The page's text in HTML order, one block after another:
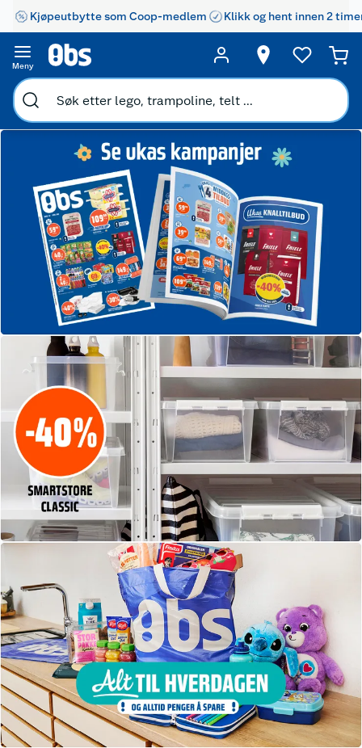
Kjøpeutbytte som Coop-medlem Klikk og hent innen 2
Meny